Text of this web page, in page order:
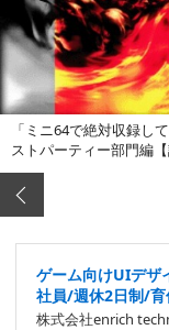
「ミニ64で絶対収録し
ストパーティー部門編
ゲーム向けUIデザ
社員/週休2日制/育
株式会社enrich